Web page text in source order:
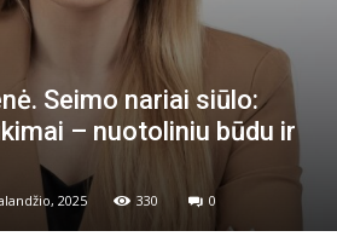
Seimo nariai siūlo:
– nuotoliniu būdu ir
2025 330 0